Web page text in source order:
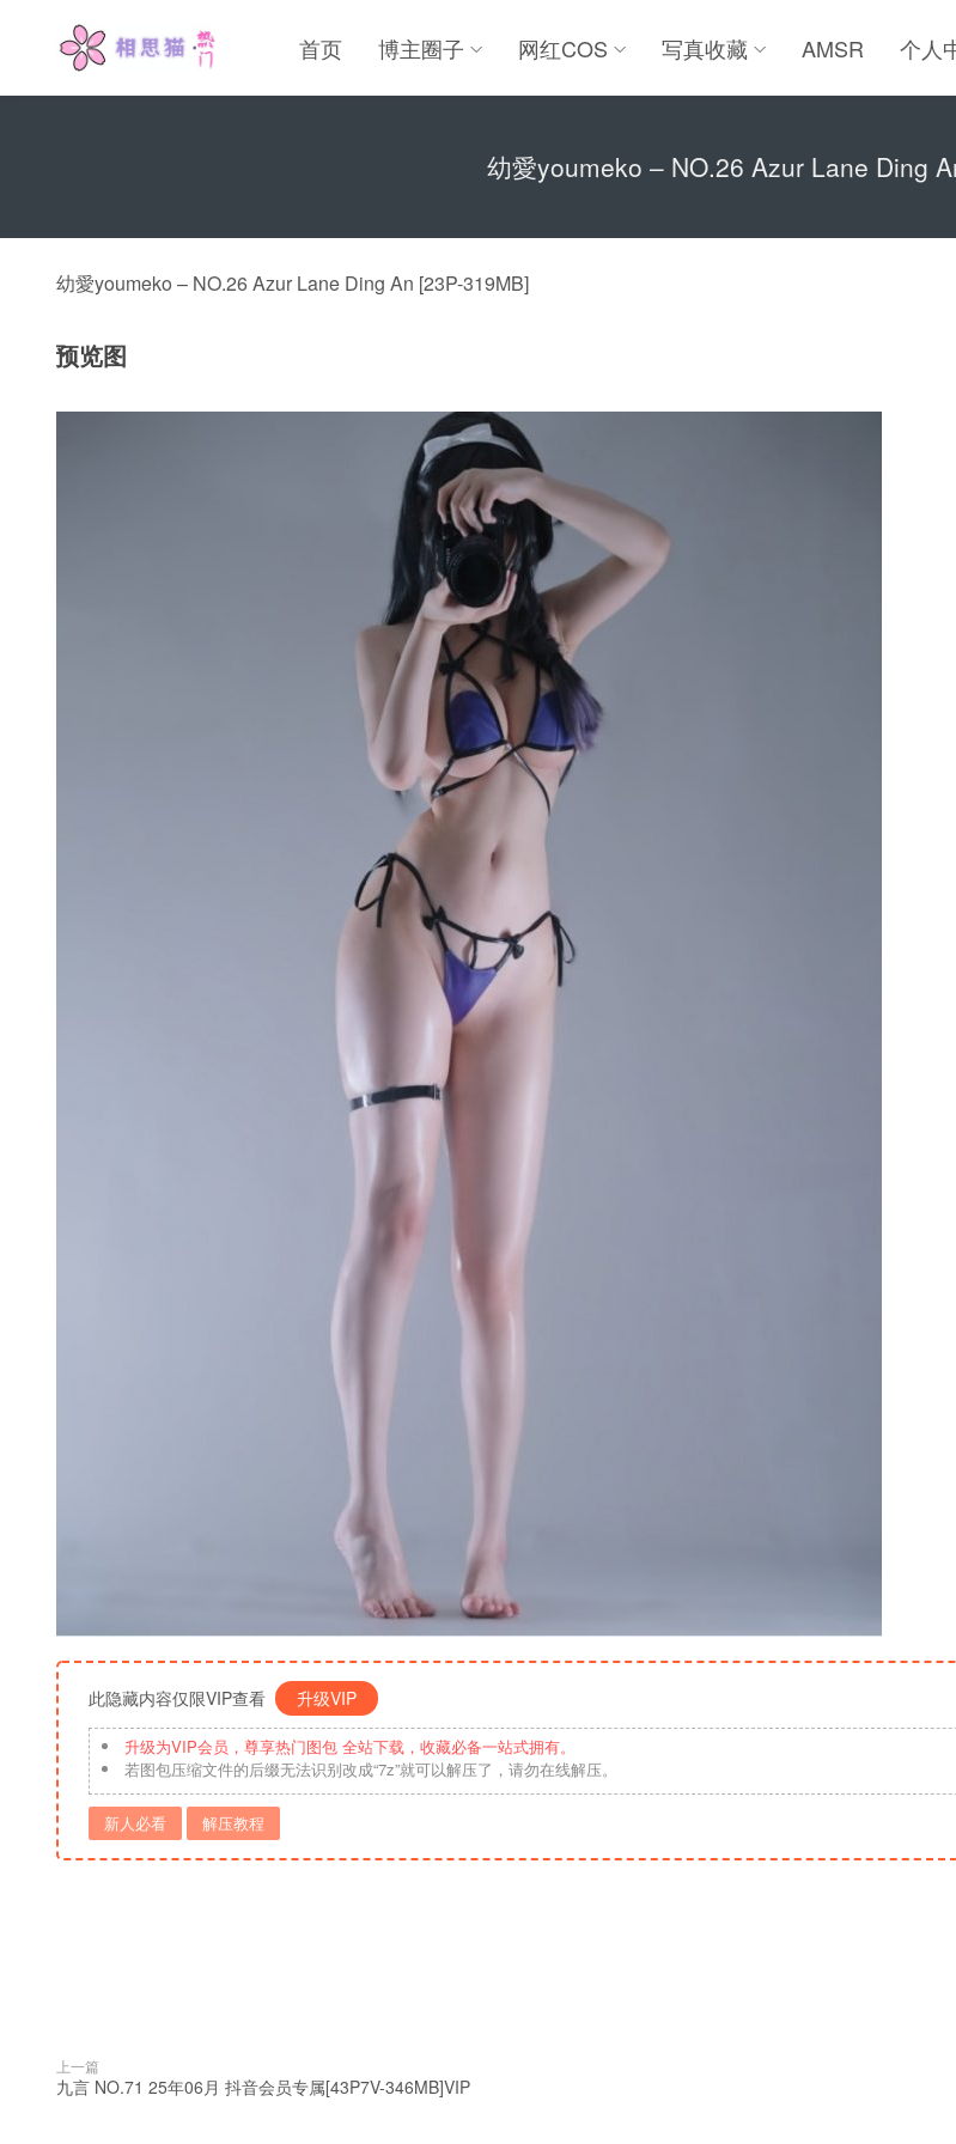
首页 博主圈子 网红COS 写真收藏 AMSR 个人
幼愛youmeko – NO.26 Azur Lane Ding
幼愛youmeko – NO.26 Azur Lane Ding An [23P-319MB]
预览图
此隐藏内容仅限VIP查看 升级VIP
升级为VIP会员，尊享热门图包 全站下载，收藏必备一站式拥有。
若图包压缩文件的后缀无法识别改成“7z”就可以解压了，请勿在线解压。
新人必看 解压教程
上一篇
九言 NO.71 25年06月 抖音会员专属[43P7V-346MB]VIP